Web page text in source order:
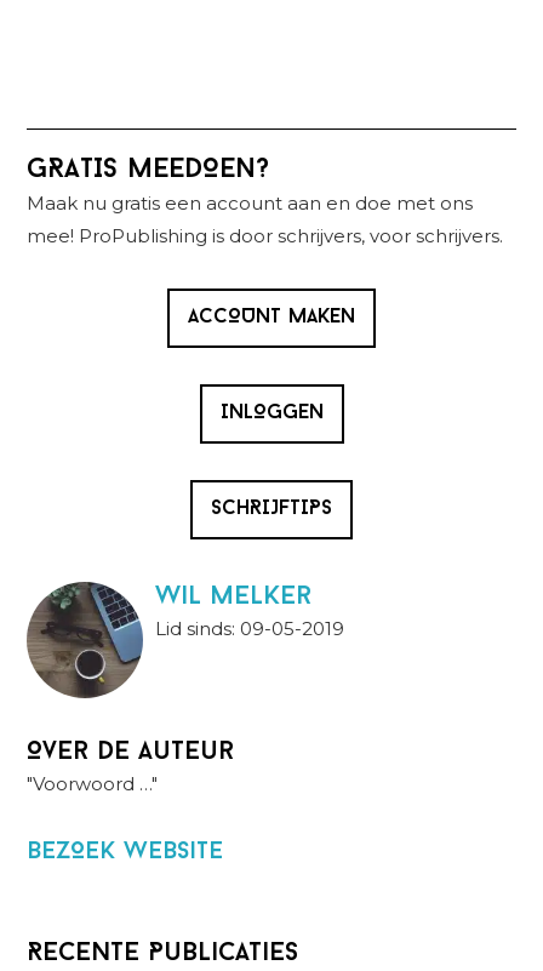
Primaire
Sidebar
GRATIS MEEDOEN?
Maak nu gratis een account aan en doe met ons
mee! ProPublishing is door schrijvers, voor schrijvers.
ACCOUNT MAKEN
INLOGGEN
SCHRIJFTIPS
wil melker
Lid sinds: 09-05-2019
Over de auteur
"Voorwoord …"
BezOek website
Recente Publicaties